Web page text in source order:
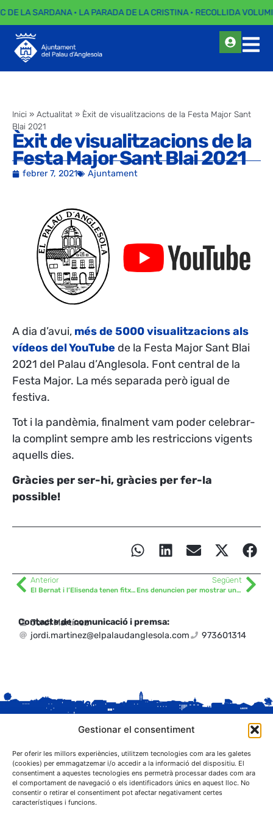
Gestionar el consentiment
Per oferir les millors experiències, utilitzem tecnologies com ara les galetes
(cookies) per emmagatzemar i/o accedir a la informació del dispositiu. El
consentiment a aquestes tecnologies ens permetrà processar dades com ara
el comportament de navegació o els identificadors únics en aquest lloc. No
consentir o retirar el consentiment pot afectar negativament certes
característiques i funcions.
DE LA SARDANA · LA PARADA DE LA CRISTINA · RECOLLIDA
Inici » Actualitat » Èxit de visualitzacions de la Festa Major Sant
Blai 2021
Èxit de visualitzacions de la
Festa Major Sant Blai 2021
febrer 7, 2021 Ajuntament
A dia d’avui, més de 5000 visualitzacions als
vídeos del YouTube de la Festa Major Sant Blai
2021 del Palau d’Anglesola. Font central de la
Festa Major. La més separada però igual de
festiva.
Tot i la pandèmia, finalment vam poder celebrar-
la complint sempre amb les restriccions vigents
aquells dies.
Gràcies per ser-hi, gràcies per fer-la
possible!
Anterior
El Bernat i l’Elisenda tenen fitxa a GegantCat
Següent
Ens denuncien per mostrar una pancarta reclamant la llibertat dels presos i preses polítiques
Contacte de comunicació i premsa:
Jordi Martínez
jordi.martinez@elpalaudanglesola.com
973601314
C. Sant Josep, 1
25243 El Palau d'Anglesola (Pla d'Urgell)